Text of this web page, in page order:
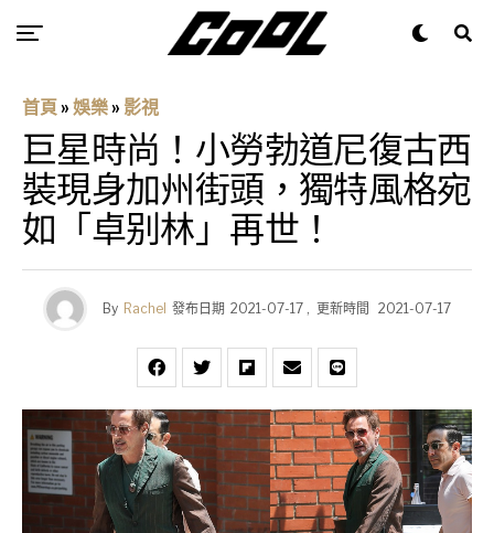
首頁 » 娛樂 » 影視
巨星時尚！小勞勃道尼復古西
裝現身加州街頭，獨特風格宛
如「卓别林」再世！
By Rachel 發布日期 2021-07-17 , 更新時間 2021-07-17